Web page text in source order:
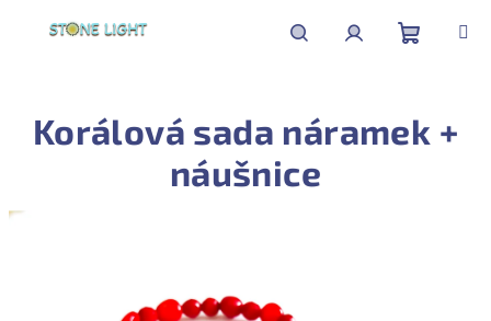
košík
Korálová sada náramek +
náušnice